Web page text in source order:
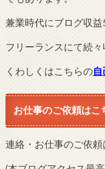
兼業時代にブログ収益
フリーランスにて続々
くわしくはこちらの自
お仕事のご依頼はこ
連絡・お仕事のご依頼